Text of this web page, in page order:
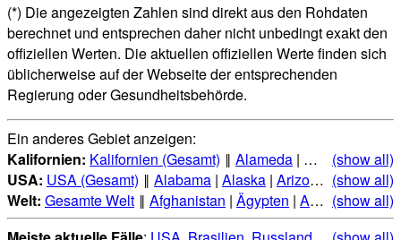
(*) Die angezeigten Zahlen sind direkt aus den Rohdaten
berechnet und entsprechen daher nicht unbedingt exakt den
offiziellen Werten. Die aktuellen offiziellen Werte finden sich
üblicherweise auf der Webseite der entsprechenden
Regierung oder Gesundheitsbehörde.
Ein anderes Gebiet anzeigen:
Kalifornien: Kalifornien (Gesamt) ‖ Alameda | Alpine|
(show all)
USA: USA (Gesamt) ‖ Alabama | Alaska | Arizona |Arkansas
(show all)
Welt: Gesamte Welt ‖ Afghanistan | Ägypten | Albanien |
(show all)